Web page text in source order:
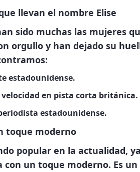
llevan el nombre Elise
sido muchas las mujeres
orgullo y han dejado su
estadounidense.
en pista corta británica.
estadounidense.
toque moderno
popular en la actualidad,
con un toque moderno. Es un